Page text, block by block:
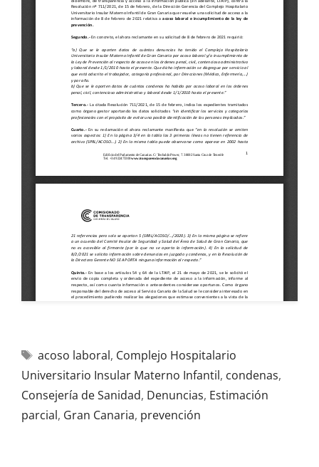
acoso laboral, Complejo Hospitalario
Universitario Insular Materno Infantil, condenas,
Consejería de Sanidad, Denuncias, Estimación
parcial, Gran Canaria, prevención